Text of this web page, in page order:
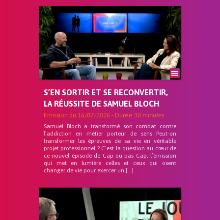
S’EN SORTIR ET SE RECONVERTIR,
LA RÉUSSITE DE SAMUEL BLOCH
Emission du 16/07/2026 - Durée 30 minutes
Samuel Bloch a transformé son combat contre
l’addiction en métier porteur de sens Peut-on
transformer les épreuves de sa vie en véritable
projet professionnel ? C’est la question au cœur de
ce nouvel épisode de Cap ou pas Cap, l’émission
qui met en lumière celles et ceux qui osent
changer de vie pour exercer un […]